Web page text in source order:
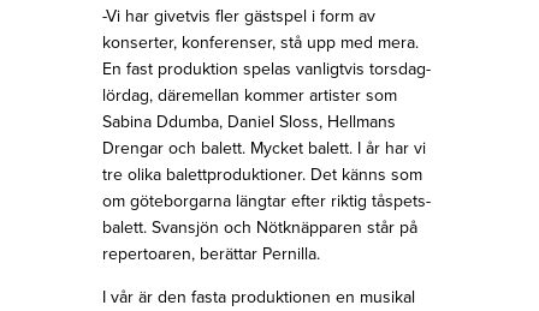
-Vi har givetvis fler gästspel i form av
konserter, konferenser, stå upp med mera.
En fast produktion spelas vanligtvis torsdag-
lördag, däremellan kommer artister som
Sabina Ddumba, Daniel Sloss, Hellmans
Drengar och balett. Mycket balett. I år har vi
tre olika balettproduktioner. Det känns som
om göteborgarna längtar efter riktig tåspets-
balett. Svansjön och Nötknäpparen står på
repertoaren, berättar Pernilla.
I vår är den fasta produktionen en musikal